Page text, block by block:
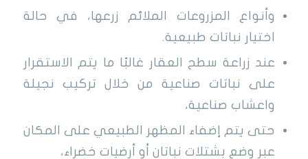
وأنواع المزروعات الملائم زرعها، في حالة
اختيار نباتات طبيعية.
عند زراعة سطح العقار غالبًا ما يتم الاستقرار
على نباتات صناعية من خلال تركيب نجيلة
واعشاب صناعية،
حتى يتم إضفاء المظهر الطبيعي على المكان
عبر وضع بشتلات نباتان أو أرضيات خضراء،